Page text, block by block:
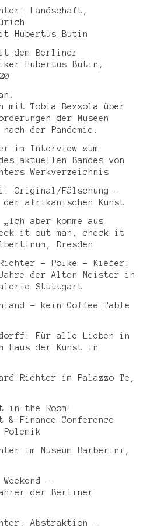
Landschaft,
Hubertus Butin
dem Berliner
Hubertus Butin,
mit Tobia Bezzola über
der Museen
der Pandemie.
im Interview zum
aktuellen Bandes von
Werkverzeichnis
Original/Fälschung –
afrikanischen Kunst
aber komme aus
it out man, check it
Dresden
– Polke – Kiefer:
der Alten Meister in
Stuttgart
– kein Coffee Table
Für alle Lieben in
Haus der Kunst in
Richter im Palazzo Te,
in the Room!
Finance Conference
im Museum Barberini,
–
der Berliner
Abstraktion –